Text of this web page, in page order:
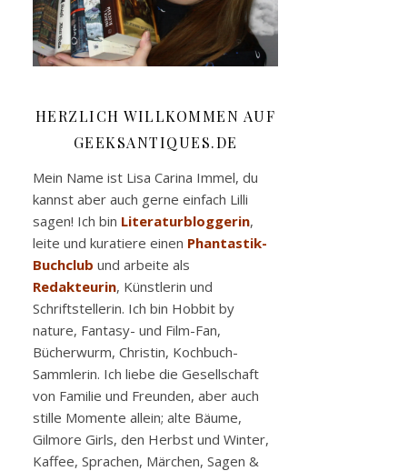
HERZLICH WILLKOMMEN AUF
GEEKSANTIQUES.DE
Mein Name ist Lisa Carina Immel, du
kannst aber auch gerne einfach Lilli
sagen! Ich bin Literaturbloggerin,
leite und kuratiere einen Phantastik-
Buchclub und arbeite als
Redakteurin, Künstlerin und
Schriftstellerin. Ich bin Hobbit by
nature, Fantasy- und Film-Fan,
Bücherwurm, Christin, Kochbuch-
Sammlerin. Ich liebe die Gesellschaft
von Familie und Freunden, aber auch
stille Momente allein; alte Bäume,
Gilmore Girls, den Herbst und Winter,
Kaffee, Sprachen, Märchen, Sagen &